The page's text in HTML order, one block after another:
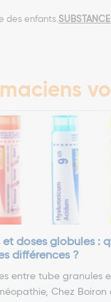
des enfants.
et doses globules :
différences ?
entre tube granules
Chez Boiron